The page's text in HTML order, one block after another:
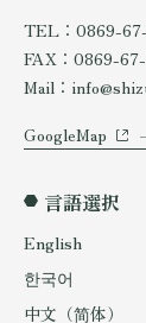
TEL：0869-
FAX：0869-
Mail：
GoogleMap
言語選択
English
한국어
中文（简体）